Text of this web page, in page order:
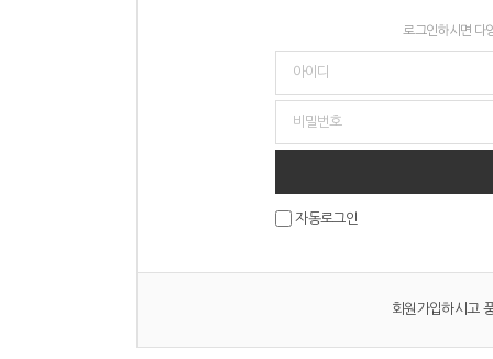
로그인하시면 다
자동로그인
회원가입하시고